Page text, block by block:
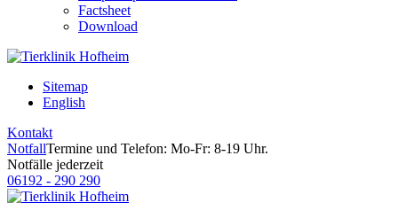
Factsheet
Download
Sitemap
English
Kontakt
NotfallTermine und Telefon: Mo-Fr: 8-19 Uhr.
Notfälle jederzeit
06192 - 290 290